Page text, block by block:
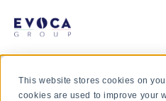
This website stores cookies on
cookies are used to improve your